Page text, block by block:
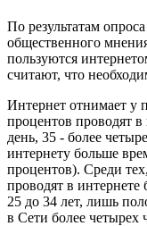
По результатам
общественного
пользуются
считают, что
Интернет отнимает у
процентов проводят
день, 35 - более
интернету больше
процентов). Среди
проводят в интернете
25 до 34 лет, лишь
в Сети более четырех